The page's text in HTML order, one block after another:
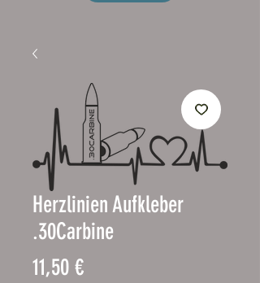
Herzlinien Aufkleber
.30Carbine
11,50 €Pris